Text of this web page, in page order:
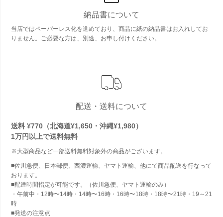
納品書について
当店ではペーパーレス化を進めており、商品に紙の納品書はお入れしてお
りません。ご必要な方は、別途、お申し付けください。
配送・送料について
送料 ¥770（北海道¥1,650・沖縄¥1,980）
1万円以上で送料無料
※大型商品など一部送料無料対象外の商品がございます。
■佐川急便、日本郵便、西濃運輸、ヤマト運輸、他にて商品配送を行なって
おります。
■配達時間指定が可能です。（佐川急便、ヤマト運輸のみ）
・午前中・12時〜14時・14時〜16時・16時〜18時・18時〜21時・19～21
時
■発送の注意点